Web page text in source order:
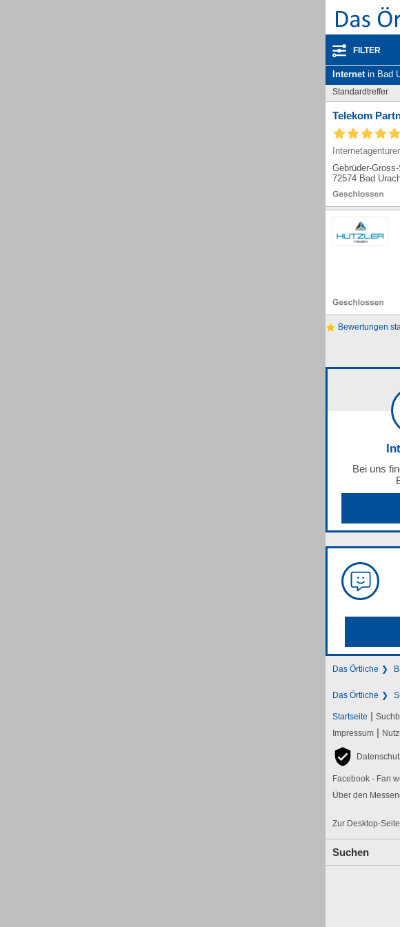
FILTER
Internetin Bad
Standardtreffer
Telekom
Gebrüder-
72574 Bad
Bewertungen
Bei uns
Das Örtliche
Das Örtliche
Startseite |
Impressum |
Facebook - Fan
Über den
Zur Desktop-
Suchen